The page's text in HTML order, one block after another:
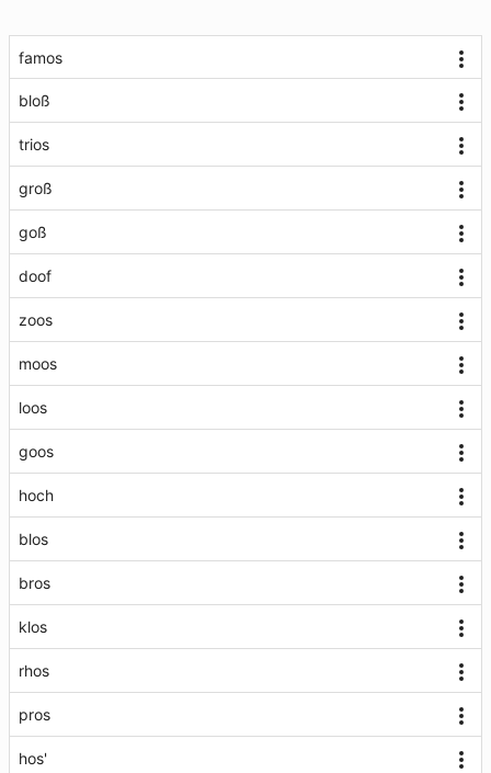
famos
bloß
trios
groß
goß
doof
zoos
moos
loos
goos
hoch
blos
bros
klos
rhos
pros
hos'